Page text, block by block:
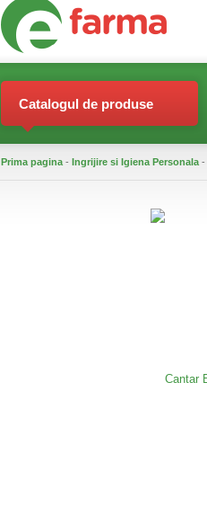
Catalogul de produse
Prima pagina - Ingrijire si Igiena Personala -